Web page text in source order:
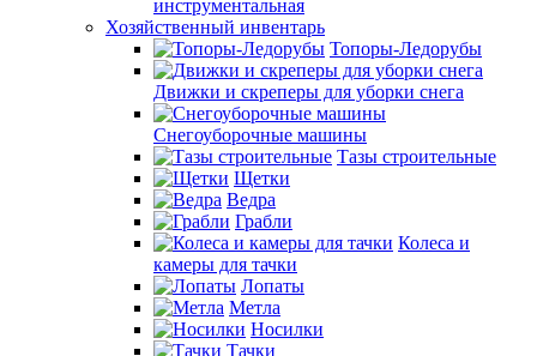
инструментальная
Хозяйственный инвентарь
Топоры-Ледорубы
Движки и скреперы для уборки снега
Снегоуборочные машины
Тазы строительные
Щетки
Ведра
Грабли
Колеса и
камеры для тачки
Лопаты
Метла
Носилки
Тачки